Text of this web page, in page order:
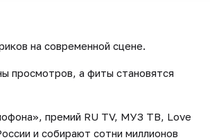
на современной сцене.
просмотров, а фиты становятся
премий RU TV, МУЗ ТВ, Love
и собирают сотни миллионов